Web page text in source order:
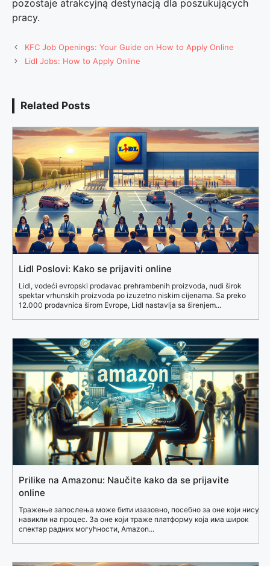
pozostaje atrakcyjną destynacją dla poszukujących
pracy.
KFC Job Openings: Your Guide on How to Apply Online
Lidl Jobs: How to Apply Online
Related Posts
Lidl Poslovi: Kako se prijaviti online
Lidl, vodeći evropski prodavac prehrambenih proizvoda, nudi širok
spektar vrhunskih proizvoda po izuzetno niskim cijenama. Sa preko
12.000 prodavnica širom Evrope, Lidl nastavlja sa širenjem...
Prilike na Amazonu: Naučite kako da se prijavite
online
Тражење запослења може бити изазовно, посебно за оне који нису
навикли на процес. За оне који траже платформу која има широк
спектар радних могућности, Amazon...